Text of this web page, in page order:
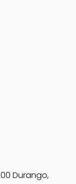
Durango,